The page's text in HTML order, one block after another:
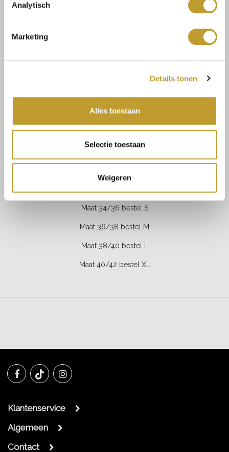
Analytisch
Marketing
Details tonen
Alles toestaan
Selectie toestaan
Weigeren
Voor 17.30u besteld, dezelfde dag verzonden
Odette fur leather jacket black
Maat 34/36 bestel S
Maat 36/38 bestel M
Maat 38/40 bestel L
Maat 40/42 bestel XL
Klantenservice
Algemeen
Contact